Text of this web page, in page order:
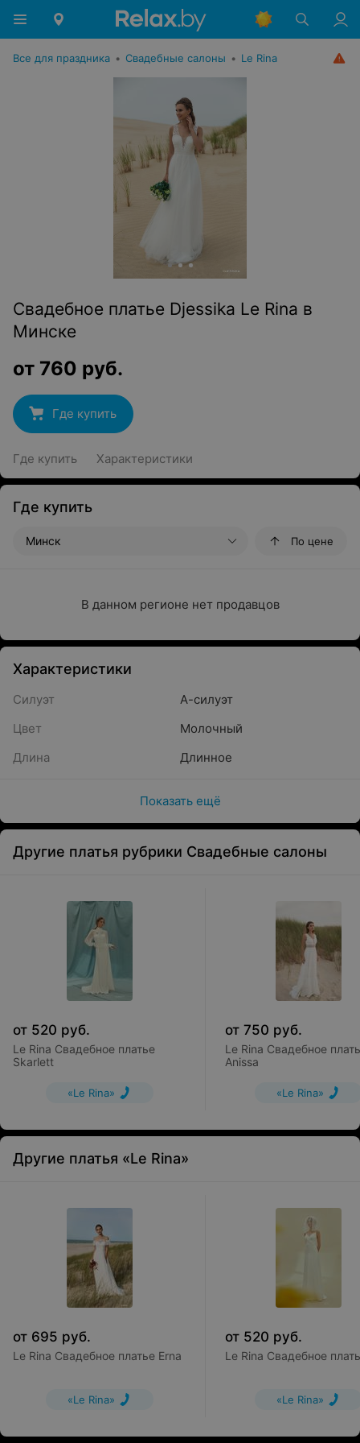
Все для праздника • Свадебные салоны • Le Rina
Свадебное платье Djessika Le Rina в
Минске
от 760 руб.
Где купить
Где купить Характеристики
Где купить
Минск По цене
В данном регионе нет продавцов
Характеристики
Силуэт
А-силуэт
Цвет
Молочный
Длина
Длинное
Показать ещё
Другие платья рубрики Свадебные салоны
от 520 руб.
Le Rina Свадебное платье
Skarlett
«Le Rina»
от 750 руб.
Le Rina Свадебное
Anissa
«Le Rina»
Другие платья «Le Rina»
от 695 руб.
Le Rina Свадебное платье Erna
«Le Rina»
от 520 руб.
Le Rina Свадебное
«Le Rina»